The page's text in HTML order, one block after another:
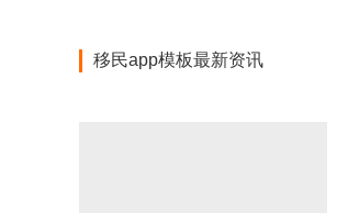
移民app模板最新资讯